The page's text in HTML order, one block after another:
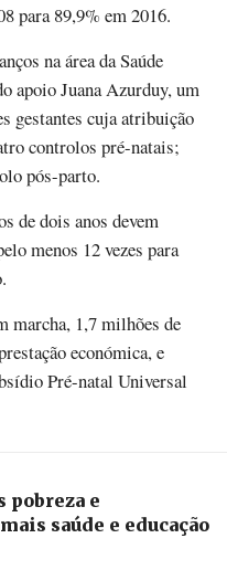
para 89,9% em 2016.
na área da Saúde
apoio Juana Azurduy, um
gestantes cuja atribuição
controlos pré-natais;
pós-parto.
de dois anos devem
menos 12 vezes para
marcha, 1,7 milhões de
económica, e
Pré-natal Universal
pobreza e
saúde e educação